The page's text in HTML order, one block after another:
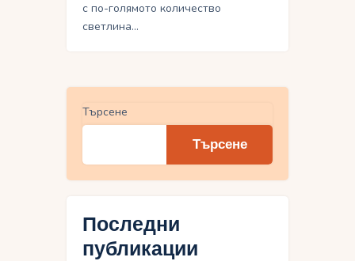
с по-голямото количество
светлина…
Търсене
Търсене
Последни
публикации